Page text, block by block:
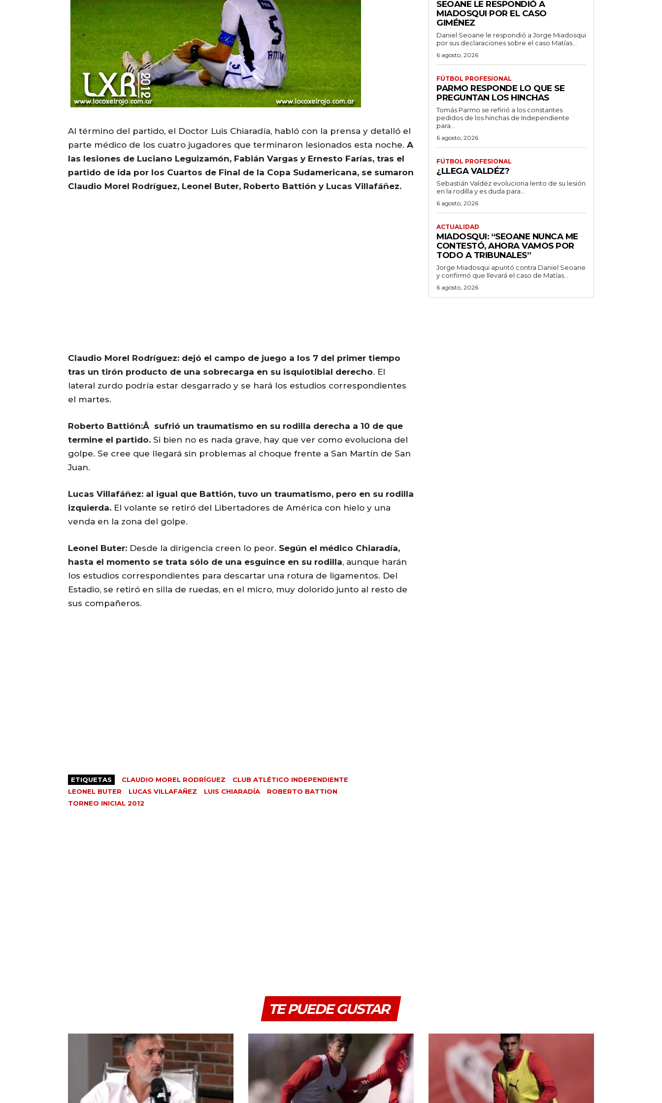
Al término del partido, el Doctor Luis Chiaradía, habló con la prensa y detalló el
parte médico de los cuatro jugadores que terminaron lesionados esta noche. A
las lesiones de Luciano Leguizamón, Fabián Vargas y Ernesto Farías, tras el
partido de ida por los Cuartos de Final de la Copa Sudamericana, se sumaron
Claudio Morel Rodríguez, Leonel Buter, Roberto Battión y Lucas Villafáñez.
Claudio Morel Rodríguez: dejó el campo de juego a los 7 del primer tiempo
tras un tirón producto de una sobrecarga en su isquiotibial derecho. El
lateral zurdo podría estar desgarrado y se hará los estudios correspondientes
el martes.
Roberto Battión:Â sufrió un traumatismo en su rodilla derecha a 10 de que
termine el partido. Si bien no es nada grave, hay que ver como evoluciona del
golpe. Se cree que llegará sin problemas al choque frente a San Martín de San
Juan.
Lucas Villafáñez: al igual que Battión, tuvo un traumatismo, pero en su rodilla
izquierda. El volante se retiró del Libertadores de América con hielo y una
venda en la zona del golpe.
Leonel Buter: Desde la dirigencia creen lo peor. Según el médico Chiaradía,
hasta el momento se trata sólo de una esguince en su rodilla, aunque harán
los estudios correspondientes para descartar una rotura de ligamentos. Del
Estadio, se retiró en silla de ruedas, en el micro, muy dolorido junto al resto de
sus compañeros.
ETIQUETAS CLAUDIO MOREL RODRÍGUEZ
CLUB ATLÉTICO INDEPENDIENTE
LEONEL BUTER
LUCAS VILLAFAÑEZ LUIS CHIARADÍA
ROBERTO BATTION
TORNEO INICIAL 2012
SEOANE LE RESPONDIÓ A
MIADOSQUI POR EL CASO
GIMÉNEZ
Daniel Seoane le respondió a Jorge Miadosqui
por sus declaraciones sobre el caso Matías...
6 agosto, 2026
FÚTBOL PROFESIONAL
PARMO RESPONDE LO QUE SE
PREGUNTAN LOS HINCHAS
Tomás Parmo se refirió a los constantes
pedidos de los hinchas de Independiente
para...
6 agosto, 2026
FÚTBOL PROFESIONAL
¿LLEGA VALDÉZ?
Sebastián Valdéz evoluciona lento de su lesión
en la rodilla y es duda para...
6 agosto, 2026
ACTUALIDAD
MIADOSQUI: “SEOANE NUNCA ME
CONTESTÓ, AHORA VAMOS POR
TODO A TRIBUNALES”
Jorge Miadosqui apuntó contra Daniel Seoane
y confirmó que llevará el caso de Matías...
6 agosto, 2026
TE PUEDE GUSTAR